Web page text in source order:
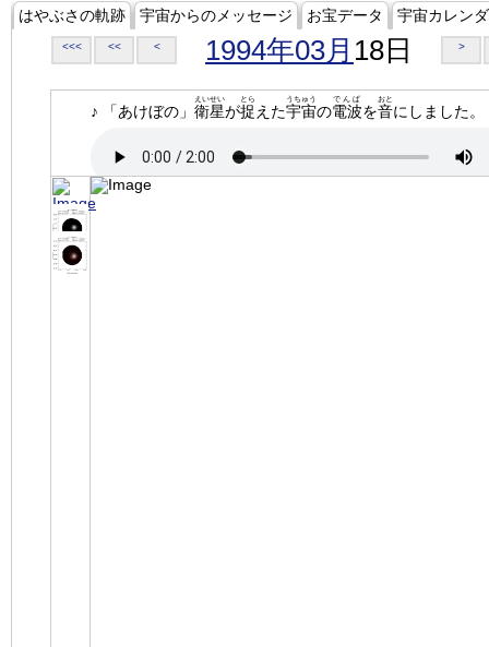
はやぶさの軌跡 宇宙からのメッセージ お宝データ 宇宙カレン
<<< << < 1994年03月 18日 >
♪ 「あけぼの」 衛星
えいせい
が捉
とら
えた宇宙
うちゅう
の電波
でんぱ
を音
おと
にしました。